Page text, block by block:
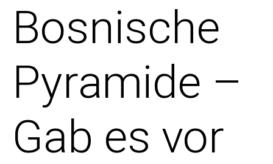
Bosnische
Pyramide –
Gab es vor